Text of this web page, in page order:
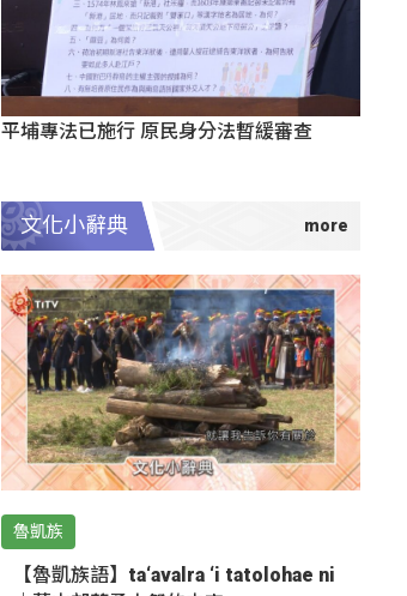
平埔專法已施行 原民身分法暫緩審查
文化小辭典
魯凱族
【魯凱族語】ta‘avalra ‘i tatolohae ni